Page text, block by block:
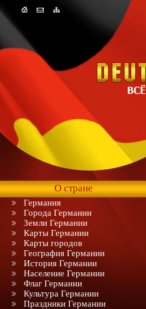
О стране
Германия
Города Германии
Земли Германии
Карты Германии
Карты городов
География Германии
История Германии
Население Германии
Флаг Германии
Культура Германии
Праздники Германии